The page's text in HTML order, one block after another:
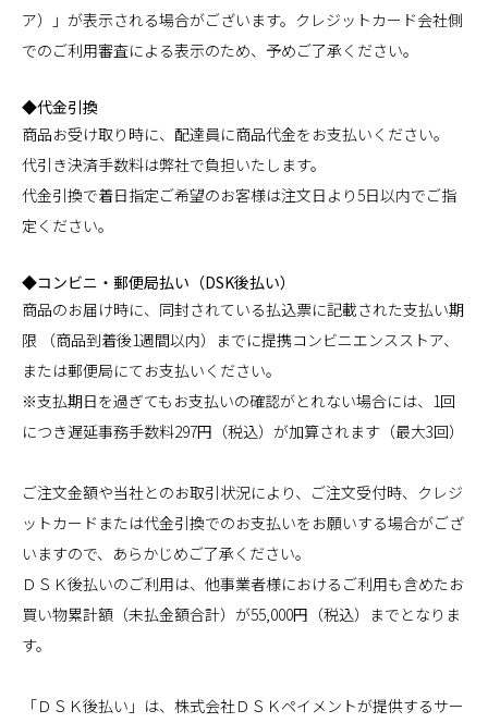
ア）」が表示される場合がございます。クレジットカード会社側
でのご利用審査による表示のため、予めご了承ください。
◆代金引換
商品お受け取り時に、配達員に商品代金をお支払いください。
代引き決済手数料は弊社で負担いたします。
代金引換で着日指定ご希望のお客様は注文日より5日以内でご指
定ください。
◆コンビニ・郵便局払い（DSK後払い）
商品のお届け時に、同封されている払込票に記載された支払い期
限 （商品到着後1週間以内）までに提携コンビニエンスストア、
または郵便局にてお支払いください。
※支払期日を過ぎてもお支払いの確認がとれない場合には、1回
につき遅延事務手数料297円（税込）が加算されます（最大3回）
ご注文金額や当社とのお取引状況により、ご注文受付時、クレジ
ットカードまたは代金引換でのお支払いをお願いする場合がござ
いますので、あらかじめご了承ください。
ＤＳＫ後払いのご利用は、他事業者様におけるご利用も含めたお
買い物累計額（未払金額合計）が55,000円（税込）までとなりま
す。
「ＤＳＫ後払い」は、株式会社ＤＳＫペイメントが提供するサー